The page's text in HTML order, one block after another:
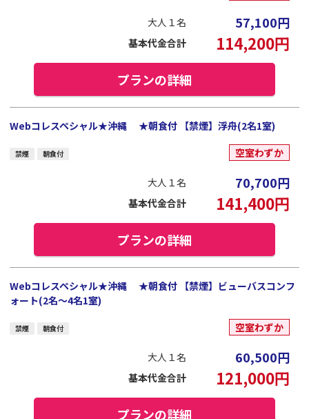
大人１名 57,100円
基本代金合計 114,200円
プランの詳細
Webコレスペシャル★沖縄 ★朝食付 【禁煙】浮舟(2名1室)
禁煙 朝食付 空室わずか
大人１名 70,700円
基本代金合計 141,400円
プランの詳細
Webコレスペシャル★沖縄 ★朝食付 【禁煙】ビューバスコンフ
ォート(2名～4名1室)
禁煙 朝食付 空室わずか
大人１名 60,500円
基本代金合計 121,000円
プランの詳細